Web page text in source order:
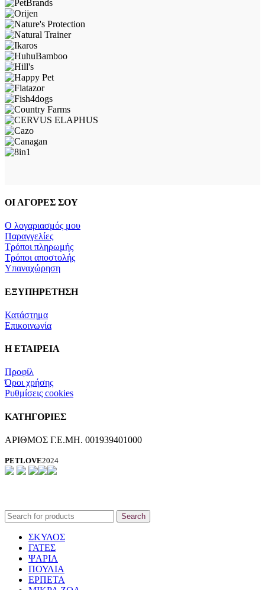
ΟΙ ΑΓΟΡΕΣ ΣΟΥ
Ο λογαριασμός μου
Παραγγελίες
Τρόποι πληρωμής
Τρόποι αποστολής
Υπαναχώρηση
ΕΞΥΠΗΡΕΤΗΣΗ
Κατάστημα
Επικοινωνία
Η ΕΤΑΙΡΕΙΑ
Προφίλ
Όροι χρήσης
Ρυθμίσεις cookies
ΚΑΤΗΓΟΡΙΕΣ
ΑΡΙΘΜΟΣ Γ.Ε.ΜΗ. 001939401000
PETLOVE2024
Search
ΣΚΥΛΟΣ
ΓΑΤΕΣ
ΨΑΡΙΑ
ΠΟΥΛΙΑ
ΕΡΠΕΤΑ